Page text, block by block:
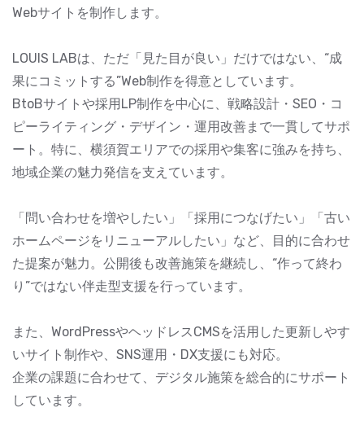
Webサイトを制作します。
LOUIS LABは、ただ「見た目が良い」だけではない、“成
果にコミットする”Web制作を得意としています。
BtoBサイトや採用LP制作を中心に、戦略設計・SEO・コ
ピーライティング・デザイン・運用改善まで一貫してサポ
ート。特に、横須賀エリアでの採用や集客に強みを持ち、
地域企業の魅力発信を支えています。
「問い合わせを増やしたい」「採用につなげたい」「古い
ホームページをリニューアルしたい」など、目的に合わせ
た提案が魅力。公開後も改善施策を継続し、“作って終わ
り”ではない伴走型支援を行っています。
また、WordPressやヘッドレスCMSを活用した更新しやす
いサイト制作や、SNS運用・DX支援にも対応。
企業の課題に合わせて、デジタル施策を総合的にサポート
しています。